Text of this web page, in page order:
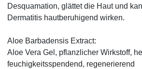
Desquamation, glättet die Haut und
Dermatitis hautberuhigend wirken.
Aloe Barbadensis Extract:
Aloe Vera Gel, pflanzlicher Wirkstoff,
feuchigkeitsspendend, ­regenerierend